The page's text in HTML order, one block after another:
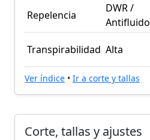
Repelencia
DWR /
Antifluido
Transpirabilidad Alta
Ver índice • Ir a corte y tallas
Corte, tallas y ajustes